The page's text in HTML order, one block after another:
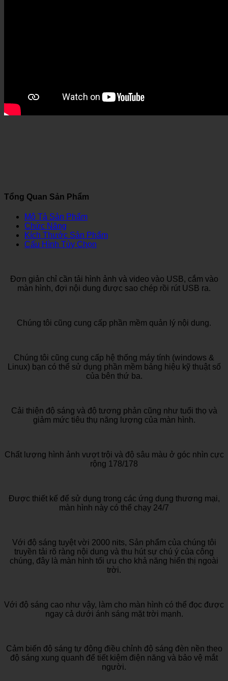
Tổng Quan Sản Phẩm
Mô Tả Sản Phẩm
Chức Năng
Kích Thước Sản Phẩm
Cấu Hình Tùy Chọn
Đơn giản chỉ cần tải hình ảnh và video vào USB, cắm vào
màn hình, đợi nội dung được sao chép rồi rút USB ra.
Chúng tôi cũng cung cấp phần mềm quản lý nội dung.
Chúng tôi cũng cung cấp hệ thống máy tính (windows &
Linux) bạn có thể sử dụng phần mềm bảng hiệu kỹ thuật số
của bên thứ ba.
Cải thiện độ sáng và độ tương phản cũng như tuổi thọ và
giảm mức tiêu thụ năng lượng của màn hình.
Chất lượng hình ảnh vượt trội và độ sâu màu ở góc nhìn cực
rộng 178/178
Được thiết kế để sử dụng trong các ứng dụng thương mại,
màn hình này có thể chạy 24/7
Với độ sáng tuyệt vời 2000 nits, Sản phẩm của chúng tôi
truyền tải rõ ràng nội dung và thu hút sự chú ý của công
chúng, đây là màn hình tối ưu cho khả năng hiển thị ngoài
trời.
Với độ sáng cao như vậy, làm cho màn hình có thể đọc được
ngay cả dưới ánh sáng mặt trời mạnh.
Cảm biến độ sáng tự động điều chỉnh độ sáng đèn nền theo
độ sáng xung quanh để tiết kiệm điện năng và bảo vệ mắt
người.